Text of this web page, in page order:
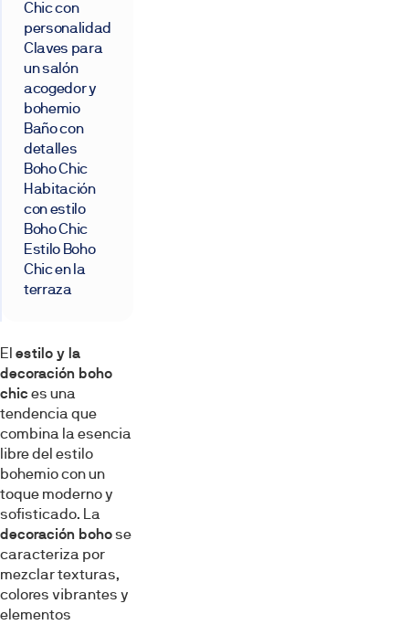
El estilo y la
decoración boho
chic es una
tendencia que
combina la esencia
libre del estilo
bohemio con un
toque moderno y
sofisticado. La
decoración bohose
caracteriza por
mezclar texturas,
colores vibrantes y
elementos
Chic con
personalidad
Claves para
un salón
acogedor y
bohemio
Baño con
detalles
Boho Chic
Habitación
con estilo
Boho Chic
Estilo Boho
Chic en la
terraza